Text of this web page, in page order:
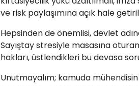
ve risk paylaşımına açık hale
​Hepsinden de önemlisi, devlet
Sayıştay stresiyle masasına
hakları, üstlendikleri bu devasa
​Unutmayalım; kamuda